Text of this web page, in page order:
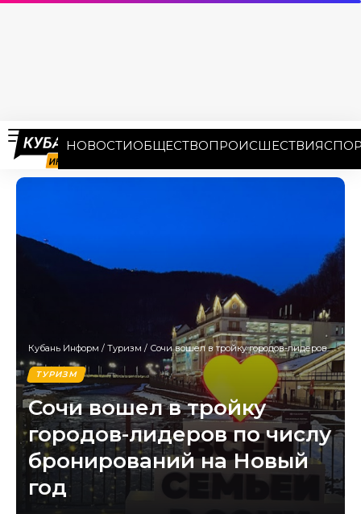
НОВОСТИОБЩЕСТВОПРОИСШЕСТВИЯ
Кубань Информ / Туризм / Сочи вошел в тройку городов-лидеров по числу бронирований на Новый год
ТУРИЗМ
Сочи вошел в тройку
городов-лидеров по числу
бронирований на Новый
год